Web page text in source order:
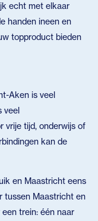
echt met elkaar
handen ineen en
topproduct bieden
Aken is veel
veel
vrije tijd, onderwijs of
kan de
en Maastricht eens
tussen Maastricht en
trein: één naar